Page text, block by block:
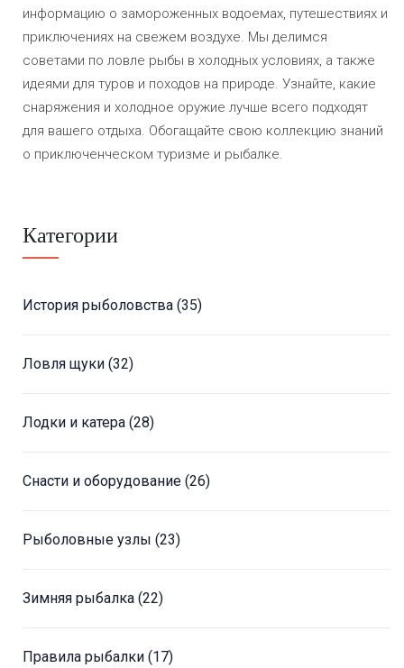
информацию о замороженных водоемах, путешествиях и
приключениях на свежем воздухе. Мы делимся
советами по ловле рыбы в холодных условиях, а также
идеями для туров и походов на природе. Узнайте, какие
снаряжения и холодное оружие лучше всего подходят
для вашего отдыха. Обогащайте свою коллекцию знаний
о приключенческом туризме и рыбалке.
Категории
История рыболовства (35)
Ловля щуки (32)
Лодки и катера (28)
Снасти и оборудование (26)
Рыболовные узлы (23)
Зимняя рыбалка (22)
Правила рыбалки (17)